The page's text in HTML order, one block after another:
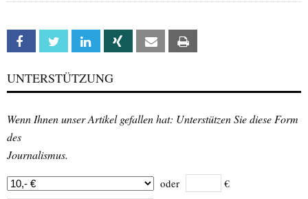
Facebook Twitter Linkedin Xing Email
UNTERSTÜTZUNG
Wenn Ihnen unser Artikel gefallen hat: Unterstützen Sie diese Form
des
Journalismus.
oder €